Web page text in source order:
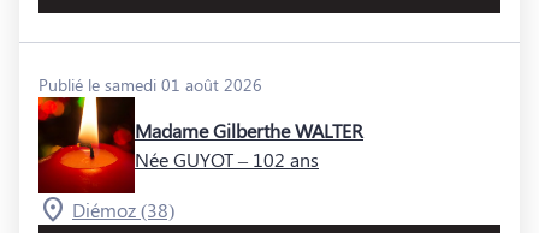
Publié le samedi 01 août 2026
Madame Gilberthe WALTER
Née GUYOT– 102 ans
Diémoz (38)